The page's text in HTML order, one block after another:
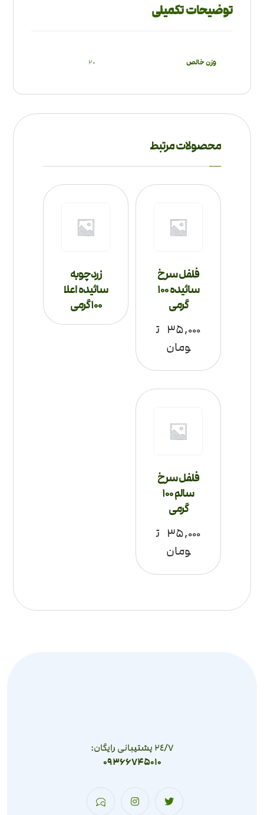
توضیحات تکمیلی
وزن خالص 20
محصولات مرتبط
فلفل سرخ
سائیده 100
گرمی
۳۵,۰۰۰ ت
ومان
زردچوبه
سائیده اعلا
100 گرمی
فلفل سرخ
سالم 100
گرمی
۳۵,۰۰۰ ت
ومان
٢٤/٧ پشتیبانی رایگان:
09366745010